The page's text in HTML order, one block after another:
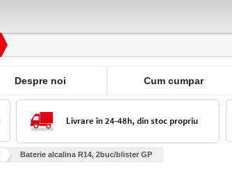
Despre noi Cum cumpar
Livrare în 24-48h, din stoc propriu
Baterie alcalina R14, 2buc/blister GP